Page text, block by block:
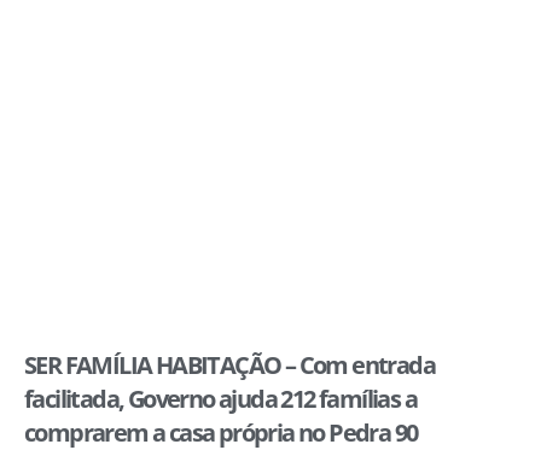
SER FAMÍLIA HABITAÇÃO – Com entrada
facilitada, Governo ajuda 212 famílias a
comprarem a casa própria no Pedra 90